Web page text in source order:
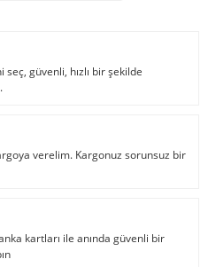
güvenli, hızlı bir şekilde
verelim. Kargonuz sorunsuz bir
kartları ile anında güvenli bir